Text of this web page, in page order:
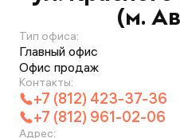
(м.
Тип офиса:
Главный офис
Офис продаж
Контакты:
+7 (812) 423-37-36
+7 (812) 961-02-06
Адрес: